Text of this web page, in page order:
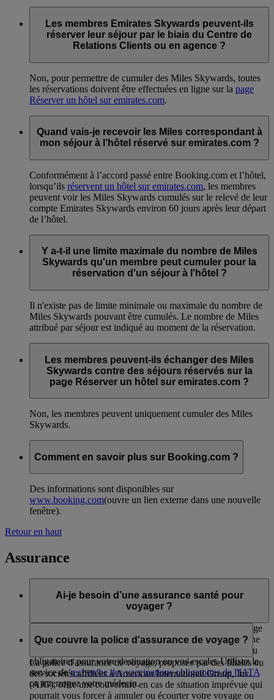
Les membres Emirates Skywards peuvent-ils
réserver leur séjour par le biais du Centre de
Relations Clients ou en agence ?
Non, pour permettre de cumuler des Miles Skywards, toutes
les réservations doivent être effectuées en ligne sur la page
Réserver un hôtel sur emirates.com.
Quand vais-je recevoir les Miles correspondant à
mon séjour à l’hôtel réservé sur emirates.com ?
Conformément à l’accord passé entre Booking.com et l’hôtel,
lorsqu’ils réservent un hôtel sur emirates.com, les membres
peuvent voir les Miles Skywards cumulés sur le relevé de leur
compte Emirates Skywards environ 60 jours après leur départ
de l’hôtel.
Y a-t-il une limite maximale du nombre de Miles
Skywards qu'un membre peut cumuler pour la
réservation d'un séjour à l'hôtel ?
Il n'existe pas de limite minimale ou maximale du nombre de
Miles Skywards pouvant être cumulés. Le nombre de Miles
attribué par séjour est indiqué au moment de la réservation.
Les membres peuvent-ils échanger des Miles
Skywards contre des séjours réservés sur la
page Réserver un hôtel sur emirates.com ?
Non, les membres peuvent uniquement cumuler des Miles
Skywards.
Comment en savoir plus sur Booking.com ?
Des informations sont disponibles sur
www.booking.com(ouvre un lien externe dans une nouvelle
fenêtre).
Retour en haut
Assurance
Ai-je besoin d’une assurance santé pour
voyager ?
Nous vous conseillons de consulter les conditions de voyage
de chaque destination pour savoir si vous avez besoin d’une
assurance santé. Des vaccins peuvent être recommandés ou
obligatoires pour votre destination ou vos escales.Utilisez le
service derecherche des vaccinations obligatoires de l'IATA
ou interrogez votre médecin.
Que couvre la police d'assurance de voyage ?
La police d'assurance de voyage, proposée par des filiales ou
des sociétés affiliées à American International Group, Inc.
(AIG), offre une couverture en cas de situation imprévue qui
pourrait vous forcer à annuler ou écourter votre voyage ou